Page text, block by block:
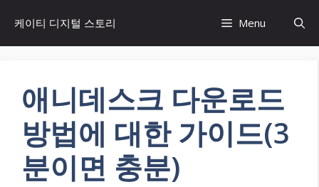
츠
케이티 디지털 스토리 Menu
애니데스크 다운로드
방법에 대한 가이드(3
분이면 충분)